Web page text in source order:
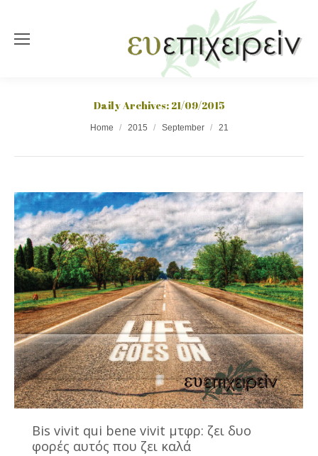
Daily Archives: 21/09/2015
Home 2015 September 21
Bis vivit qui bene vivit μτφρ: ζει δυο
φορές αυτός που ζει καλά